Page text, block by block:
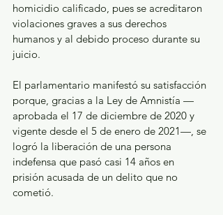
homicidio calificado, pues se acreditaron
violaciones graves a sus derechos
humanos y al debido proceso durante su
juicio.
El parlamentario manifestó su satisfacción
porque, gracias a la Ley de Amnistía —
aprobada el 17 de diciembre de 2020 y
vigente desde el 5 de enero de 2021—, se
logró la liberación de una persona
indefensa que pasó casi 14 años en
prisión acusada de un delito que no
cometió.